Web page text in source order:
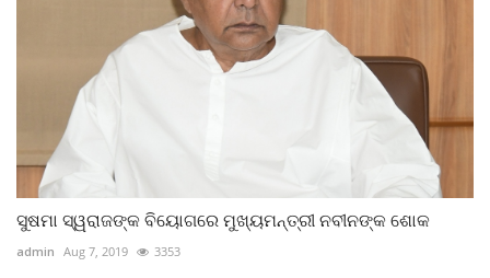
ସୁଷମା ସ୍ୱରାଜଙ୍କ ବିୟୋଗରେ ମୁଖ୍ୟମନ୍ତ୍ରୀ ନବୀନଙ୍କ ଶୋକ
admin Aug 7, 2019 3353